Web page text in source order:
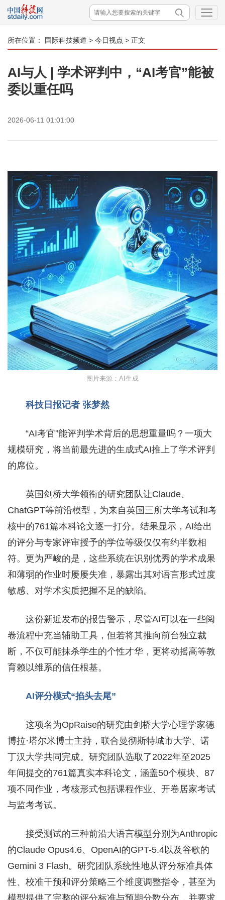
所在位置： 国际科技频道 > 今日视点 > 正文
AI与人 | 学术评判中，“AI考官”能被
委以重任吗
2026-06-11 01:01:00
图片来源：AI生成
科技日报记者 张梦然
“AI考官”能评判学术背后的思想重量吗？一项大
规模研究，将当前最先进的生成式AI推上了学术评判
的席位。
英国剑桥大学领衔的研究团队让Claude、
ChatGPT等前沿模型，为来自英国三所大学考试和考
核中的761篇本科论文逐一打分。结果显示，AI给出
的评分与专家评审授予的学位等级仅仅有约半数相
符。更为严峻的是，这些系统在识别优秀的学术成果
和薄弱的作业时屡屡失准，暴露出其对语言形式过度
敏感、对学术实质把握不足的缺陷。
这份新近发布的报告警示，尽管AI可以在一些阅
卷流程中充当辅助工具，但若将其推向前台独立裁
断，不仅可能抹杀学生的个性才华，更将动摇高等教
育赖以维系的信任根基。
AI评分模式“掐头去尾”
这项名为OpRaise的研究由剑桥大学心理学家德
博拉·塔尔米博士主持，联合曼彻斯特城市大学、诺
丁汉大学共同完成。研究团队选取了2022年至2025
年间提交的761篇真实本科论文，涵盖50个模块、87
项不同作业，考核形式包括课程作业、开卷居家考试
与监考考试。
接受测试的三种前沿大语言模型分别为Anthropic
的Claude Opus4.6、OpenAI的GPT-5.4以及谷歌的
Gemini 3 Flash。研究团队系统性地从评分标准具体
性、校准干预和评分策略三个维度调整指令，甚至为